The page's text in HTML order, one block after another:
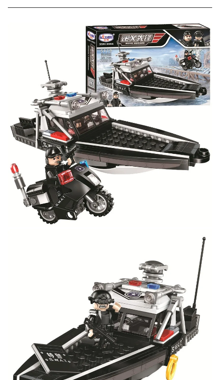
до 100₽
Оставьте отзыв (не менее 50 символов) о товаре на
нашем сайте и получите купон на скидку 50₽ за
текстовый отзыв или 100₽ за отзыв с фото.
Скидка за отзыв
на Яндекс.Маркете 150₽
Оставьте отзыв (не менее 50 символов) о товаре
через системуЯндекс.Маркетс обязательным
указанием номера и даты заказа в нашем магазине
и получите купон на скидку 150₽
...уже сейчас
Участвуйте в конкурсах и розыгрышах в нашей
и выигрывайте отличные призы!